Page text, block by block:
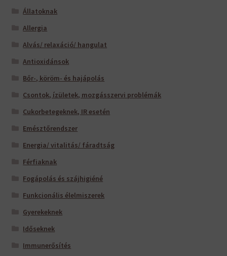
Állatoknak
Allergia
Alvás/ relaxáció/ hangulat
Antioxidánsok
Bőr-, köröm- és hajápolás
Csontok, ízületek, mozgásszervi problémák
Cukorbetegeknek, IR esetén
Emésztőrendszer
Energia/ vitalitás/ fáradtság
Férfiaknak
Fogápolás és szájhigiéné
Funkcionális élelmiszerek
Gyerekeknek
Időseknek
Immunerősítés